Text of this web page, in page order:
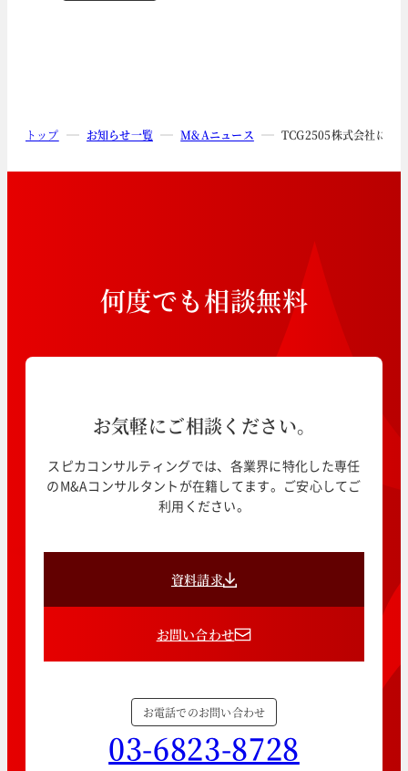
トップ お知らせ一覧 M&Aニュース TCG2505株式会社によ
何度でも相談無料
お気軽にご相談ください。
スピカコンサルティングでは、各業界に特化した専任
のM&Aコンサルタントが在籍してます。ご安心してご
利用ください。
資料請求
お問い合わせ
お電話でのお問い合わせ
03-6823-8728